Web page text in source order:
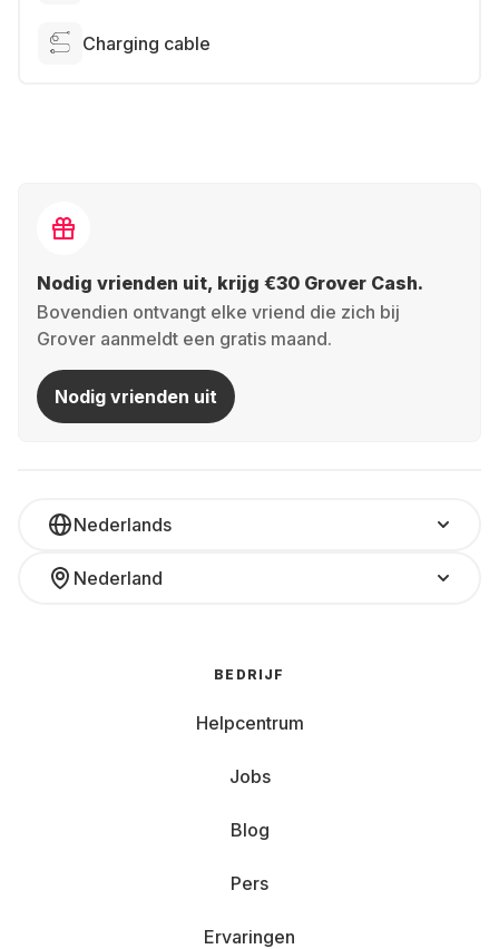
Charging cable
Nodig vrienden uit, krijg €30 Grover Cash.
Bovendien ontvangt elke vriend die zich bij
Grover aanmeldt een gratis maand.
Nodig vrienden uit
Nederlands
Nederland
BEDRIJF
Helpcentrum
Jobs
Blog
Pers
Ervaringen